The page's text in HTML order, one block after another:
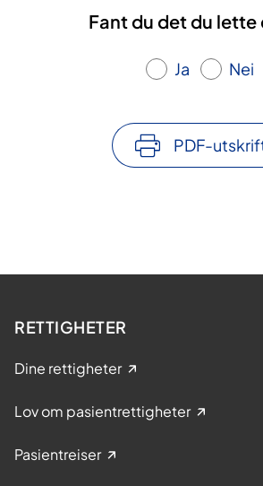
Fant du det du lette
Ja Nei
PDF-
RETTIGHETER
Dine rettigheter
Lov om pasientrettigheter
Pasientreiser